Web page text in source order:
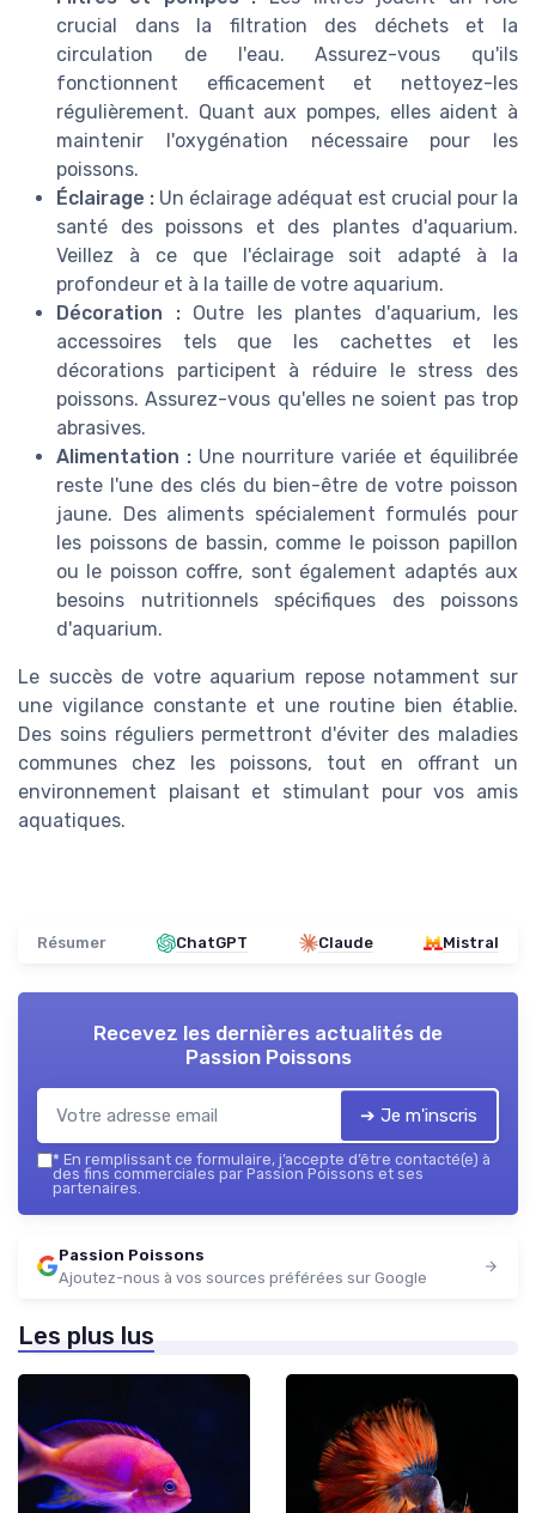
crucial dans la filtration des déchets et la
circulation de l'eau. Assurez-vous qu'ils
fonctionnent efficacement et nettoyez-les
régulièrement. Quant aux pompes, elles aident à
maintenir l'oxygénation nécessaire pour les
poissons.
Éclairage : Un éclairage adéquat est crucial pour la
santé des poissons et des plantes d'aquarium.
Veillez à ce que l'éclairage soit adapté à la
profondeur et à la taille de votre aquarium.
Décoration :Outre les plantes d'aquarium, les
accessoires tels que les cachettes et les
décorations participent à réduire le stress des
poissons. Assurez-vous qu'elles ne soient pas trop
abrasives.
Alimentation : Une nourriture variée et équilibrée
reste l'une des clés du bien-être de votre poisson
jaune. Des aliments spécialement formulés pour
les poissons de bassin, comme le poisson papillon
ou le poisson coffre, sont également adaptés aux
besoins nutritionnels spécifiques des poissons
d'aquarium.
Le succès de votre aquarium repose notamment sur
une vigilance constante et une routine bien établie.
Des soins réguliers permettront d'éviter des maladies
communes chez les poissons, tout en offrant un
environnement plaisant et stimulant pour vos amis
aquatiques.
Résumer ChatGPT Claude Mistral
Recevez les dernières actualités de
Passion Poissons
➔ Je m'inscris
* En remplissant ce formulaire, j’accepte d’être contacté(e) à
des fins commerciales par Passion Poissons et ses
partenaires.
Passion Poissons
Ajoutez-nous à vos sources préférées sur Google
Les plus lus